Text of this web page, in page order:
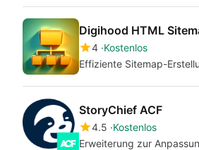
Digihood HTML
4 Kostenlos
Effiziente Sitemap-
StoryChief ACF
4.5 Kostenlos
Erweiterung zur